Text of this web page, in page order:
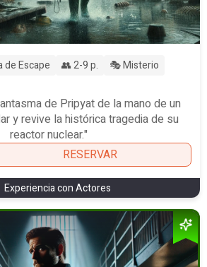
Escape 👥 2-9 p.
🎭 Misterio
de Pripyat de la mano de un
y revive la histórica tragedia de su
reactor nuclear."
RESERVAR
Experiencia con Actores